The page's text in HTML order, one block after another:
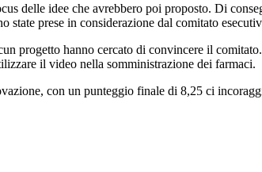
delle idee che avrebbero poi proposto. Di
prese in considerazione dal comitato
progetto hanno cercato di convincere il
il video nella somministrazione dei farmaci.
con un punteggio finale di 8,25 ci